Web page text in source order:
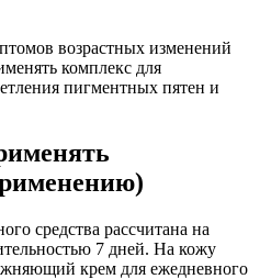
возрастных изменений
комплекс для
пигментных пятен и
средства рассчитана на
7 дней. На кожу
крем для ежедневного